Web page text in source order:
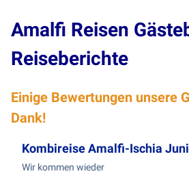
Amalfi Reisen
Reiseberichte
Einige Bewertungen unsere
Dank!
Kombireise Amalfi-Ischia
Wir kommen wieder